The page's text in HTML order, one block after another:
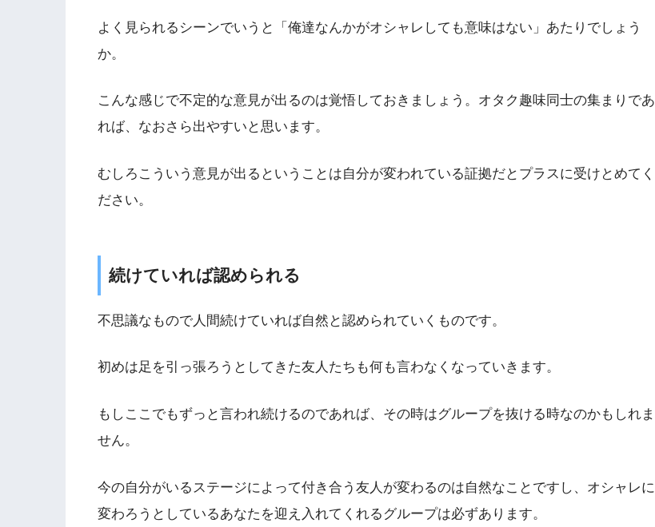
よく見られるシーンでいうと「俺達なんかがオシャレしても意味はない」あたりでしょう
か。
こんな感じで不定的な意見が出るのは覚悟しておきましょう。オタク趣味同士の集まりであ
れば、なおさら出やすいと思います。
むしろこういう意見が出るということは自分が変われている証拠だとプラスに受けとめてく
ださい。
続けていれば認められる
不思議なもので人間続けていれば自然と認められていくものです。
初めは足を引っ張ろうとしてきた友人たちも何も言わなくなっていきます。
もしここでもずっと言われ続けるのであれば、その時はグループを抜ける時なのかもしれま
せん。
今の自分がいるステージによって付き合う友人が変わるのは自然なことですし、オシャレに
変わろうとしているあなたを迎え入れてくれるグループは必ずあります。